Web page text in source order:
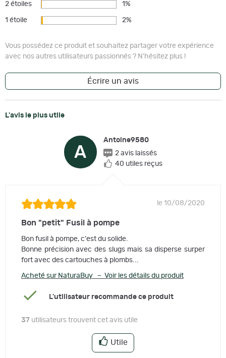
2 étoiles 1%
1 étoile 2%
Vous possédez ce produit et souhaitez partager votre expérience
avec nos autres utilisateurs passionnés ? N'hésitez plus !
Écrire un avis
L'avis le plus utile
A
Antoine9580
2 avis laissés
40 utiles reçus
le 10/08/2020
Bon "petit" Fusil à pompe
Bon fusil à pompe, c'est du solide.
Bonne précision avec des slugs mais sa disperse surper
fort avec des cartouches à plombs...
Acheté sur NaturaBuy – Voir les détails du produit
L'utilisateur recommande ce produit
37 utilisateurs trouvent cet avis utile
Utile